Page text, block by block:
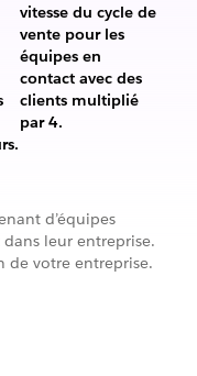
nombre
de
réunions
vitesse du cycle de
vente pour les
équipes en
contact avec des
clients multiplié
par 4.Vitesse
vente
pour
les
équipes
d’équipes
leur entreprise.
de votre entreprise.